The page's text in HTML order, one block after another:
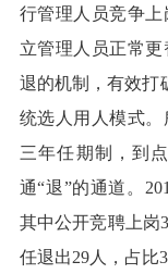
行管理人员竞争
立管理人员正常
退的机制，有效打
统选人用人模式
三年任期制，到
通“退”的通道。
其中公开竞聘上岗
任退出29人，占比